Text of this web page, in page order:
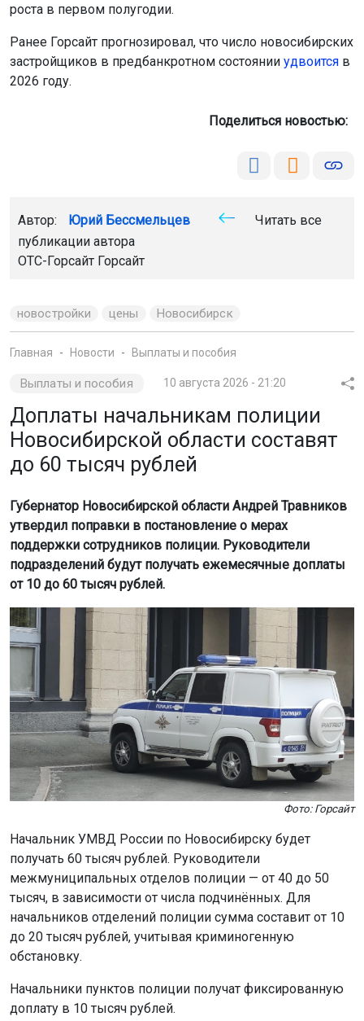
роста в первом полугодии.
Ранее Горсайт прогнозировал, что число новосибирских
застройщиков в предбанкротном состоянии удвоится в
2026 году.
Поделиться новостью:
Автор: Юрий Бессмельцев
Читать все
публикации автора
ОТС-Горсайт Горсайт
новостройки цены Новосибирск
Главная Новости Выплаты и пособия
Выплаты и пособия 10 августа 2026 - 21:20
Доплаты начальникам полиции
Новосибирской области составят
до 60 тысяч рублей
Губернатор Новосибирской области Андрей Травников
утвердил поправки в постановление о мерах
поддержки сотрудников полиции. Руководители
подразделений будут получать ежемесячные доплаты
от 10 до 60 тысяч рублей.
Фото: Горсайт
Начальник УМВД России по Новосибирску будет
получать 60 тысяч рублей. Руководители
межмуниципальных отделов полиции — от 40 до 50
тысяч, в зависимости от числа подчинённых. Для
начальников отделений полиции сумма составит от 10
до 20 тысяч рублей, учитывая криминогенную
обстановку.
Начальники пунктов полиции получат фиксированную
доплату в 10 тысяч рублей.